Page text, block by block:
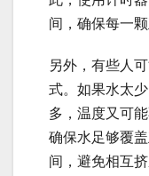
间，确保每一
另外，有些人
式。如果水太
多，温度又可
确保水足够覆
间，避免相互